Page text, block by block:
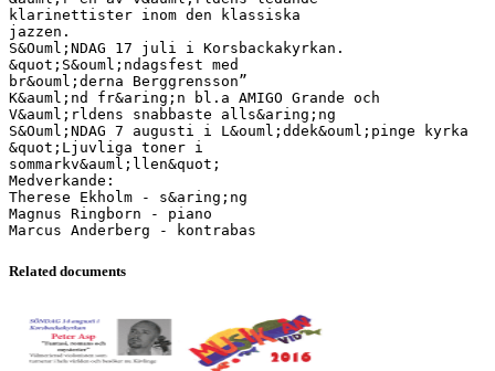
klarinettister inom den klassiska
jazzen.
S&Ouml;NDAG 17 juli i Korsbackakyrkan.
&quot;S&ouml;ndagsfest med
br&ouml;derna Berggrensson”
K&auml;nd fr&aring;n bl.a AMIGO Grande och
V&auml;rldens snabbaste alls&aring;ng
S&Ouml;NDAG 7 augusti i L&ouml;ddek&ouml;pinge kyrka
&quot;Ljuvliga toner i
sommarkv&auml;llen&quot;
Medverkande:
Therese Ekholm - s&aring;ng
Magnus Ringborn - piano
Related documents